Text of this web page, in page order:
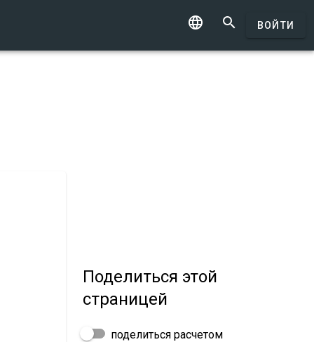
  ВОЙТИ
Поделиться этой
страницей
поделиться расчетом